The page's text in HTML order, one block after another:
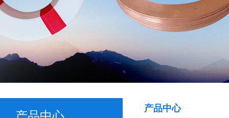
产品中心